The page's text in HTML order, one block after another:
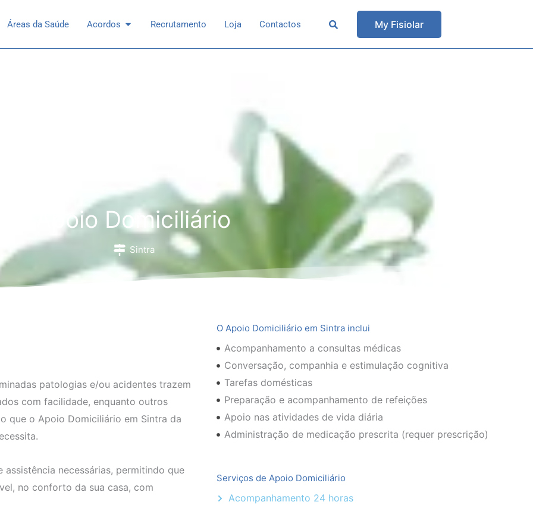
Especialidades
Áreas da Saúde Acordos Open Acordos
Recrutamento Loja Contactos My Fisiolar
Apoio Domiciliário
Sintra
patologias e/ou acidentes trazem
com facilidade, enquanto outros
que o Apoio Domiciliário em Sintra da
necessárias, permitindo que
no conforto da sua casa, com
O Apoio Domiciliário em Sintra inclui
Acompanhamento a consultas médicas
Conversação, companhia e estimulação cognitiva
Tarefas domésticas
Preparação e acompanhamento de refeições
Apoio nas atividades de vida diária
Administração de medicação prescrita (requer prescrição)
Serviços de Apoio Domiciliário
Acompanhamento 24 horas